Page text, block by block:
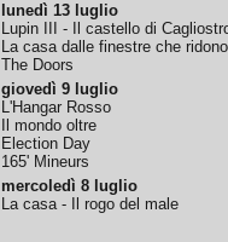
lunedì 13 luglio
Lupin III - Il castello di
La casa dalle finestre che ridono
The Doors
giovedì 9 luglio
L'Hangar Rosso
Il mondo oltre
Election Day
165' Mineurs
mercoledì 8 luglio
La casa - Il rogo del male